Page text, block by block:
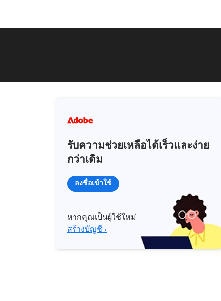
รับความช่วยเหลือได้เร็วและง่าย
กว่าเดิม
ลงชื่อเข้าใช้
หากคุณเป็นผู้ใช้ใหม่
สร้างบัญชี ›